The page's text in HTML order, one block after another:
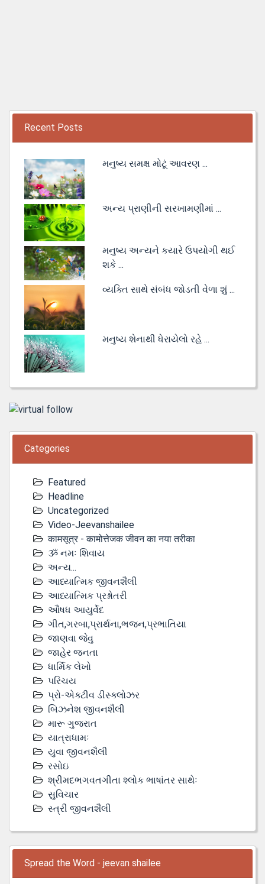
Recent Posts
મનુષ્ય સમક્ષ મોટૂં આવરણ ...
અન્ય પ્રાણીની સરખામણીમાં ...
મનુષ્ય અન્યને કયારે ઉપયોગી થઈ
શકે ...
વ્યક્તિ સાથે સંબંધ જોડતી વેળા શું ...
મનુષ્ય શેનાથી ધેરાયેલો રહે ...
Categories
Featured
Headline
Uncategorized
Video-Jeevanshailee
कामसूत्र - कामोत्तेजक जीवन का नया तरीका
ૐ નમઃ શિવાય
અન્ય...
આધ્યાત્મિક જીવનશૈલી
આધ્યાત્મિક પ્રશ્નોતરી
ઔષધ આયુર્વેદ
ગીત,ગરબા,પ્રાર્થના,ભજન,પ્રભાતિયા
જાણવા જેવુ
જાહેર જનતા
ધાર્મિક લેખો
પરિચય
પ્રો-એક્ટીવ ડીસ્‍ક્લોઝર
બિઝનેશ જીવનશૈલી
મારૂ ગુજરાત
યાત્રાધામઃ
યુવા જીવનશૈલી
રસોઇ
શ્રીમદભગવતગીતા શ્લોક ભાષાંતર સાથેઃ
સુવિચાર
સ્ત્રી જીવનશૈલી
Spread the Word - jeevan shailee